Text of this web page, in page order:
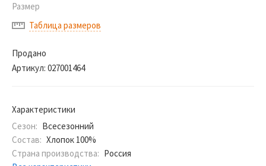
Размер
Таблица размеров
Продано
Артикул: 027001464
Характеристики
Сезон: Всесезонний
Состав: Хлопок 100%
Страна производства: Россия